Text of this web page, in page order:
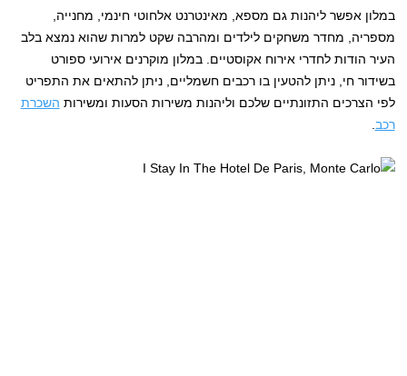
במלון אפשר ליהנות גם מספא, מאינטרנט אלחוטי חינמי, מחנייה,
מספריה, מחדר משחקים לילדים ומהרבה שקט למרות שהוא נמצא בלב
העיר הודות לחדרי אירוח אקוסטיים. במלון מוקרנים אירועי ספורט
בשידור חי, ניתן להטעין בו רכבים חשמליים, ניתן להתאים את התפריט
לפי הצרכים התזונתיים שלכם וליהנות משירות הסעות ומשירות השכרת
רכב